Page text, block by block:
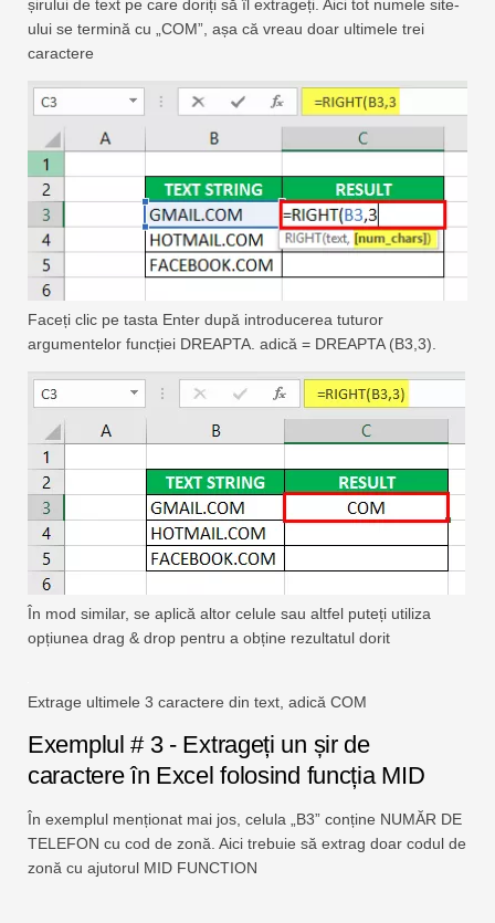
șirului de text pe care doriți să îl extrageți. Aici tot numele site-
ului se termină cu „COM”, așa că vreau doar ultimele trei
caractere
Faceți clic pe tasta Enter după introducerea tuturor
argumentelor funcției DREAPTA. adică = DREAPTA (B3,3).
În mod similar, se aplică altor celule sau altfel puteți utiliza
opțiunea drag & drop pentru a obține rezultatul dorit
Extrage ultimele 3 caractere din text, adică COM
Exemplul # 3 - Extrageți un șir de
caractere în Excel folosind funcția MID
În exemplul menționat mai jos, celula „B3” conține NUMĂR DE
TELEFON cu cod de zonă. Aici trebuie să extrag doar codul de
zonă cu ajutorul MID FUNCTION